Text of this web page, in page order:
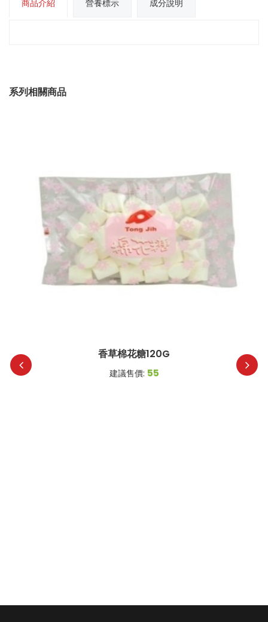
商品介紹 營養標示 成分說明
系列相關商品
香草棉花糖120G
建議售價: 55